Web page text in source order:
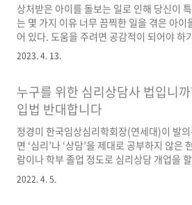
상처받은 아이를 돌보는 일로 인해 당신이
는 몇 가지 이유 너무 끔찍한 일을 겪은 아이
어 있다. 도움을 주려면 공감적이 되어야 하
열어 놓는다. 아이들의 안녕에 책임감을 느낀
해 화나고 무력함을 느낀다. 아이들이 겪은
려 할 때 아이에게 상처준 무언가가 당신에게
이 커진다. 무력감 당신이 돌보는 아이의 상
느끼는 무력감은 실로 감당하기 어렵다. 자
상황은 치료자를 화나게 하고, 좌절시키고,
끼게 한다. (중략) 치료자는 견딜 수 없는 강
2023. 4. 13.
누구를 위한 심리상담사 법입니
입법 반대합니다
정경미 한국임상심리학회장(연세대)이 발
면 ‘심리’나 ‘상담’을 제대로 공부하지 않은
람이나 학부 졸업 정도로 심리상담 개업을
성을 지적한다. 기사 전문 보기 (사)한국심리
발의 반대…OECD 수준 심리서비스법 제정
2022. 4. 5.